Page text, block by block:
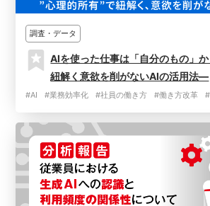
調査・データ
AIを使った仕事は「自分のもの
紐解く意欲を削がないAIの活用法―
#AI #業務効率化 #社員の働き方 #働き方改革